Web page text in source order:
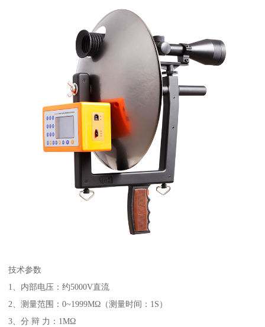
技术参数
1、内部电压：约5000V直流
2、测量范围：0~1999MΩ（测量时间：1S）
3、分 辩 力：1MΩ